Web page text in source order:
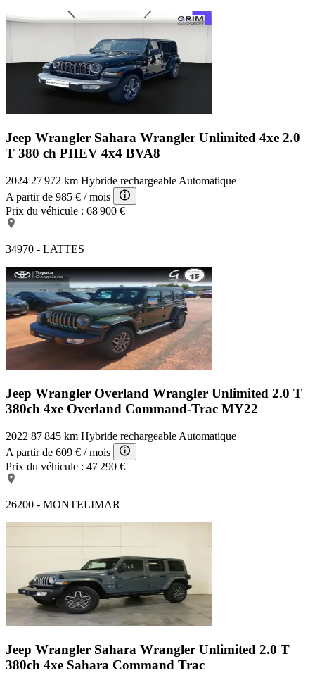
Jeep Wrangler Sahara Wrangler Unlimited 4xe 2.0
T 380 ch PHEV 4x4 BVA8
2024 27 972 km Hybride rechargeable Automatique
A partir de 985 € / mois
Prix du véhicule : 68 900 €
34970 - LATTES
Jeep Wrangler Overland Wrangler Unlimited 2.0 T
380ch 4xe Overland Command-Trac MY22
2022 87 845 km Hybride rechargeable Automatique
A partir de 609 € / mois
Prix du véhicule : 47 290 €
26200 - MONTELIMAR
Jeep Wrangler Sahara Wrangler Unlimited 2.0 T
380ch 4xe Sahara Command Trac